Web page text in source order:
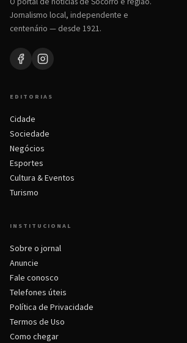
Jornalismo local, independente e
centenário — desde 1921.
EDITORIAS
Cidade
Sociedade
Negócios
Esportes
Cultura & Eventos
Turismo
INSTITUCIONAL
Sobre o jornal
Anuncie
Fale conosco
Telefones úteis
Política de Privacidade
Termos de Uso
Como chegar